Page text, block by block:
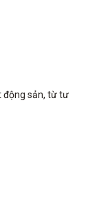
động sản, từ tư